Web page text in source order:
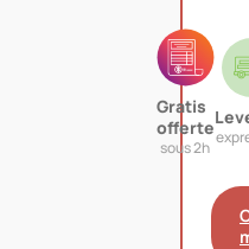
Gratis
offerte
sous 2h